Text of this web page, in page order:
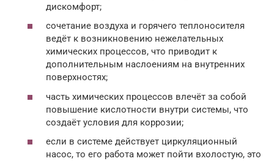
дискомфорт;
сочетание воздуха и горячего теплоносителя
ведёт к возникновению нежелательных
химических процессов, что приводит к
дополнительным наслоениям на внутренних
поверхностях;
часть химических процессов влечёт за собой
повышение кислотности внутри системы, что
создаёт условия для коррозии;
если в системе действует циркуляционный
насос, то его работа может пойти вхолостую, это